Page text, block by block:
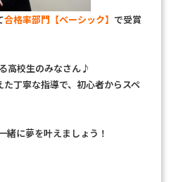
合格率部門【ベーシック】 で受賞
高校生のみなさん♪
丁寧な指導で、初心者からスペ
緒に夢を叶えましょう！